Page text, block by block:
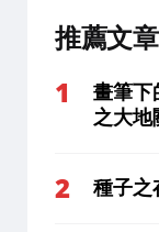
推薦文章
畫筆下
之大地
種子之